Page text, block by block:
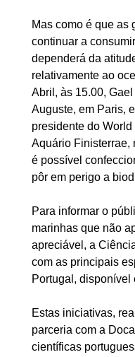
Mas como é que as
continuar a
dependerá da
relativamente ao
Abril, às 15.00,
Auguste, em Paris,
presidente do
Aquário Finisterrae,
é possível
pôr em perigo a
Para informar o
marinhas que não
apreciável, a
com as principais
Portugal, disponível
Estas iniciativas,
parceria com a
científicas